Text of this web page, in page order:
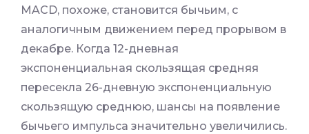
MACD, похоже, становится бычьим, с
аналогичным движением перед прорывом в
декабре. Когда 12-дневная
экспоненциальная скользящая средняя
пересекла 26-дневную экспоненциальную
скользящую среднюю, шансы на появление
бычьего импульса значительно увеличились.